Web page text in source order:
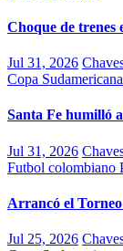
Choque de
Jul 31, 2026
Copa Sudamericana
Santa Fe humilló
Jul 31, 2026
Futbol colombiano
Arrancó el
Jul 25, 2026